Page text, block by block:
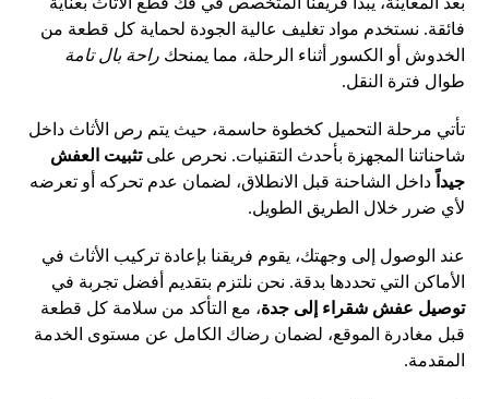
فائقة. نستخدم مواد تغليف عالية الجودة لحماية كل قطعة من
الخدوش أو الكسور أثناء الرحلة، مما يمنحكراحة بال تامة
طوال فترة النقل.
تأتي مرحلة التحميل كخطوة حاسمة، حيث يتم رص الأثاث داخل
شاحناتنا المجهزة بأحدث التقنيات. نحرص علىتثبيت العفش
جيداً داخل الشاحنة قبل الانطلاق، لضمان عدم تحركه أو تعرضه
لأي ضرر خلال الطريق الطويل.
عند الوصول إلى وجهتك، يقوم فريقنا بإعادة تركيب الأثاث في
الأماكن التي تحددها بدقة. نحن نلتزم بتقديم أفضل تجربة في
توصيل عفش شقراء إلى جدة، مع التأكد من سلامة كل قطعة
قبل مغادرة الموقع، لضمان رضاك الكامل عن مستوى الخدمة
المقدمة.